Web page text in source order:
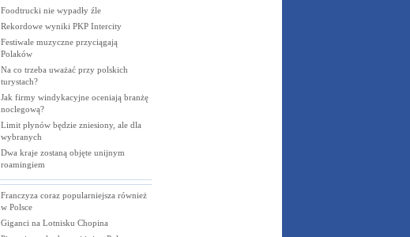
Foodtrucki nie wypadły źle
Rekordowe wyniki PKP Intercity
Festiwale muzyczne przyciągają
Polaków
Na co trzeba uważać przy polskich
turystach?
Jak firmy windykacyjne oceniają branżę
noclegową?
Limit płynów będzie zniesiony, ale dla
wybranych
Dwa kraje zostaną objęte unijnym
roamingiem
Franczyza coraz popularniejsza również
w Polsce
Giganci na Lotnisku Chopina